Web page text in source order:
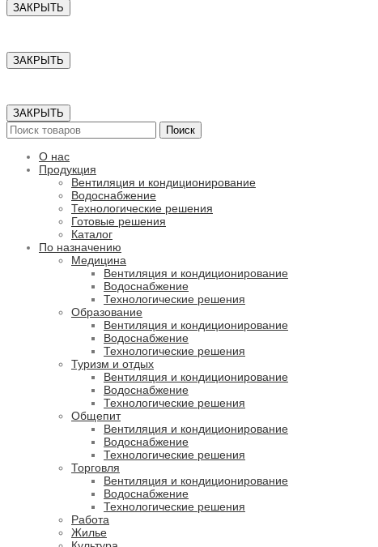
ЗАКРЫТЬ
ЗАКРЫТЬ
ЗАКРЫТЬ
Поиск
О нас
Продукция
Вентиляция и кондиционирование
Водоснабжение
Технологические решения
Готовые решения
Каталог
По назначению
Медицина
Вентиляция и кондиционирование
Водоснабжение
Технологические решения
Образование
Вентиляция и кондиционирование
Водоснабжение
Технологические решения
Туризм и отдых
Вентиляция и кондиционирование
Водоснабжение
Технологические решения
Общепит
Вентиляция и кондиционирование
Водоснабжение
Технологические решения
Торговля
Вентиляция и кондиционирование
Водоснабжение
Технологические решения
Работа
Жилье